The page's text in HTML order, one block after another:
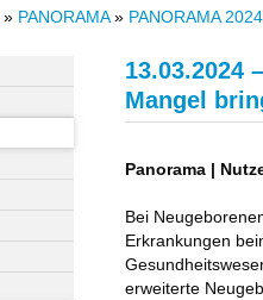
» PANORAMA» PANORAMA 2024
13.03.2024
Mangel
Panorama |
Bei
Erkrankungen
erweiterte